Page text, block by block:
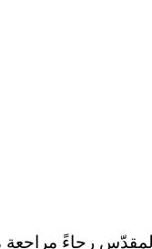
رجاءً مراجعة